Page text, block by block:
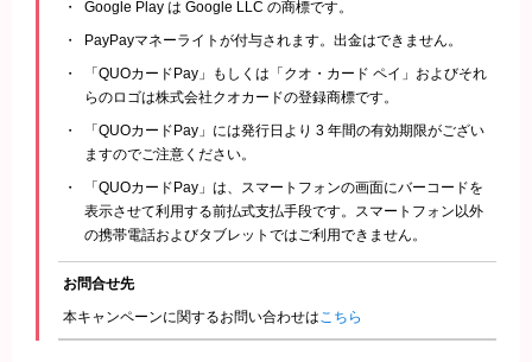
Google Play は Google LLC の商標です。
PayPayマネーライトが付与されます。出金はできません。
「QUOカードPay」もしくは「クオ・カード ペイ」およびそれ
らのロゴは株式会社クオカードの登録商標です。
「QUOカードPay」には発行日より 3 年間の有効期限がござい
ますのでご注意ください。
「QUOカードPay」は、スマートフォンの画面にバーコードを
表示させて利用する前払式支払手段です。スマートフォン以外
の携帯電話およびタブレットではご利用できません。
お問合せ先
本キャンペーンに関するお問い合わせはこちら